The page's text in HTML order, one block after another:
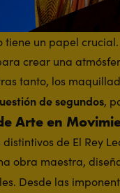
un papel
crear una
tanto, los
de segundos,
Arte en
de El Rey
obra maestra,
Desde las